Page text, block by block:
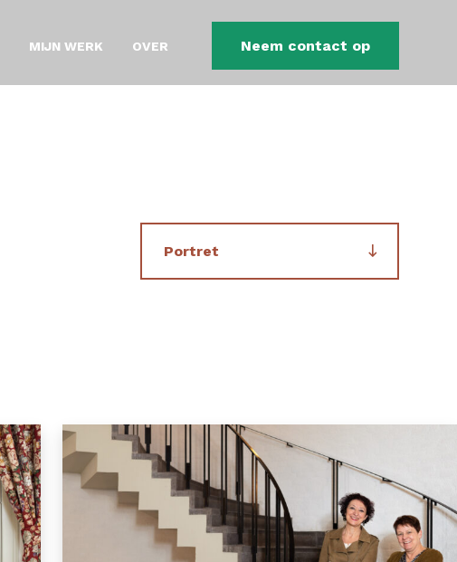
MIJN WERK OVER Neem contact op
Portret